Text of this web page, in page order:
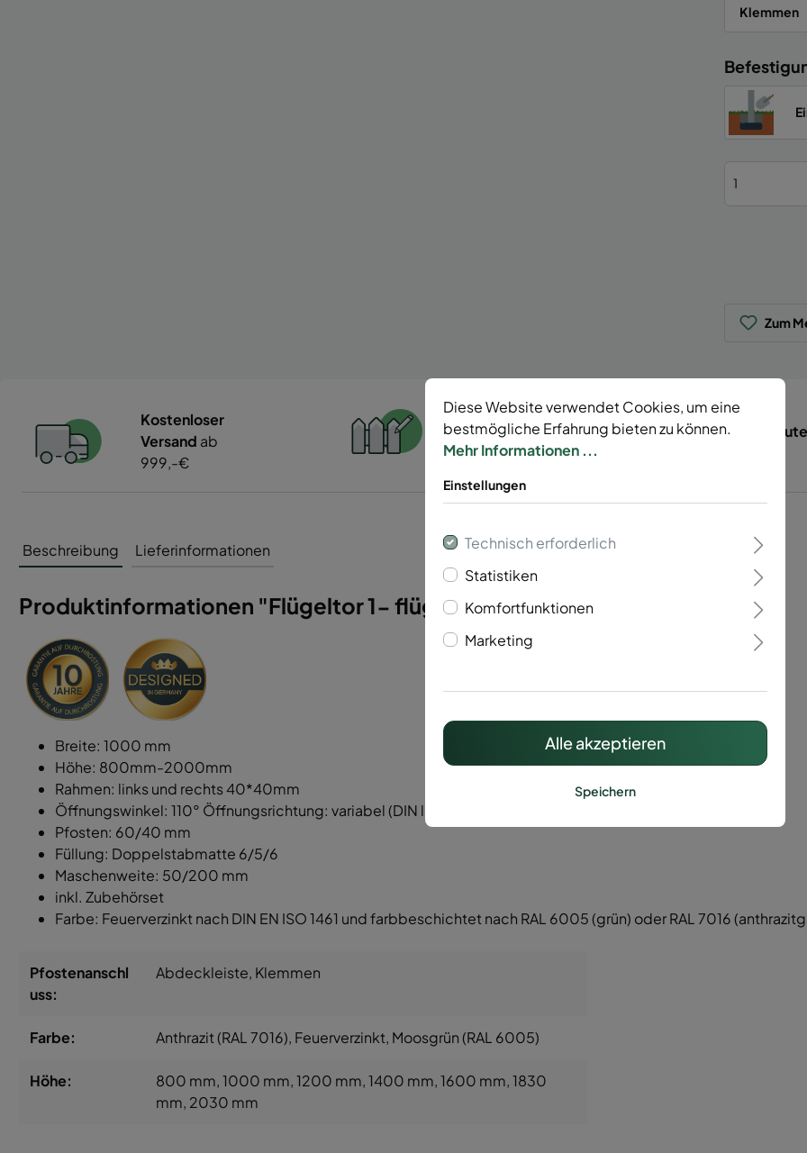
Klemmen
Zum
Kostenloser
Versand ab
999,-€
55 Jahre Erfahrung Tierisch
Beschreibung Lieferinformationen
Produktinformationen "Flügeltor 1- flügelig Vario 40 light"
Breite: 1000 mm
Höhe: 800mm-2000mm
Rahmen: links und rechts 40*40mm
Öffnungswinkel: 110° Öffnungsrichtung: variabel (DIN li/re.)
Pfosten: 60/40 mm
Füllung: Doppelstabmatte 6/5/6
Maschenweite: 50/200 mm
inkl. Zubehörset
Farbe: Feuerverzinkt nach DIN EN ISO 1461 und farbbeschichtet nach RAL 6005 (grün) oder RAL 7016
Pfostenanschl
uss:
Abdeckleiste, Klemmen
Farbe: Anthrazit (RAL 7016), Feuerverzinkt, Moosgrün (RAL 6005)
Höhe: 800 mm, 1000 mm, 1200 mm, 1400 mm, 1600 mm, 1830
mm, 2030 mm
Diese Website verwendet Cookies, um eine
bestmögliche Erfahrung bieten zu können.
Mehr Informationen ...
Einstellungen
Technisch erforderlich
Statistiken
Komfortfunktionen
Marketing
Alle akzeptieren
Speichern